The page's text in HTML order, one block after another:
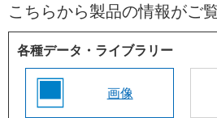
こちらから製品の情報がご
各種データ・ライブラリー
画像